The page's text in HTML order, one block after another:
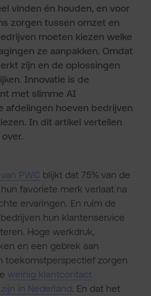
vinden én houden, en voor
zorgen tussen omzet en
moeten kiezen welke
ze aanpakken. Omdat
zijn en de oplossingen
Innovatie is de
met slimme AI
afdelingen hoeven bedrijven
In dit artikel vertellen
PWC blijkt dat 75% van de
favoriete merk verlaat na
ervaringen. En ruim de
hun klantenservice
Hoge werkdruk,
en een gebrek aan
toekomstperspectief zorgen
weinig klantcontact
in Nederland. En dat het